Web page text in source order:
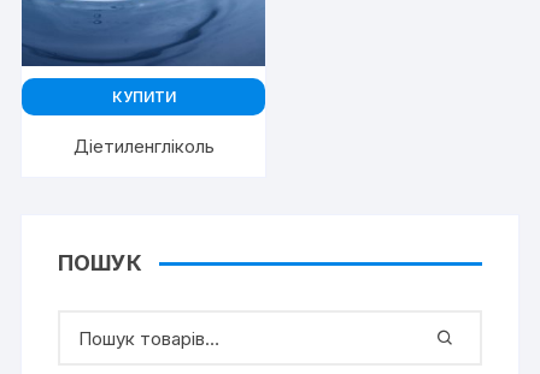
КУПИТИ
Діетиленгліколь
ПОШУК